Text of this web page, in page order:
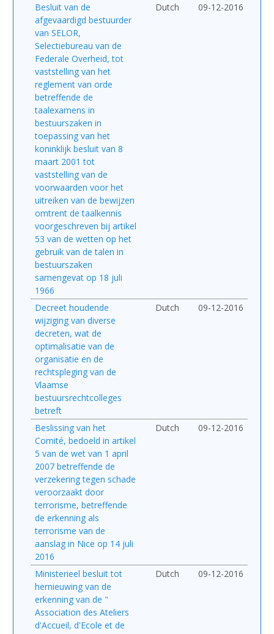
Besluit van de
afgevaardigd bestuurder
van SELOR,
Selectiebureau van de
Federale Overheid, tot
vaststelling van het
reglement van orde
betreffende de
taalexamens in
bestuurszaken in
toepassing van het
koninklijk besluit van 8
maart 2001 tot
vaststelling van de
voorwaarden voor het
uitreiken van de bewijzen
omtrent de taalkennis
voorgeschreven bij artikel
53 van de wetten op het
gebruik van de talen in
bestuurszaken
samengevat op 18 juli
1966
Dutch 09-12-2016
Decreet houdende
wijziging van diverse
decreten, wat de
optimalisatie van de
organisatie en de
rechtspleging van de
Vlaamse
bestuursrechtcolleges
betreft
Dutch 09-12-2016
Beslissing van het
Comité, bedoeld in artikel
5 van de wet van 1 april
2007 betreffende de
verzekering tegen schade
veroorzaakt door
terrorisme, betreffende
de erkenning als
terrorisme van de
aanslag in Nice op 14 juli
2016
Dutch 09-12-2016
Ministerieel besluit tot
hernieuwing van de
erkenning van de "
Association des Ateliers
d'Accueil, d'Ecole et de
Dutch 09-12-2016